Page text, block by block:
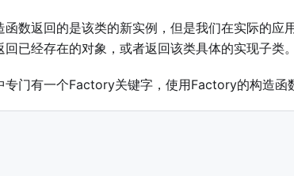
数返回的是该类的新实例，但是我们在实际的应
已经存在的对象，或者返回该类具体的实现子类。
门有一个Factory关键字，使用Factory的构造函